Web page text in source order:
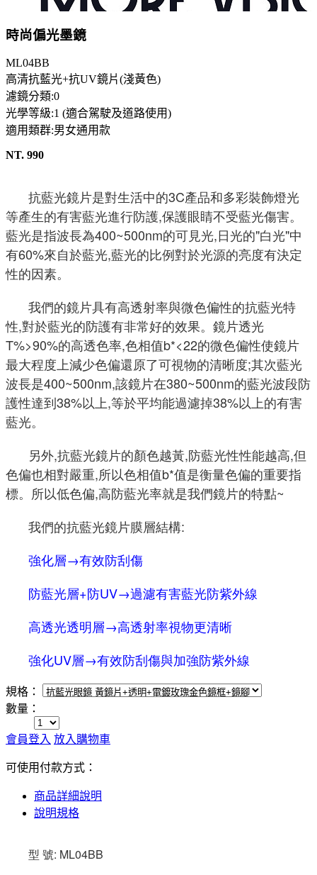
時尚偏光墨鏡
ML04BB
高清抗藍光+抗UV鏡片(淺黃色)
濾鏡分類:0
光學等級:1 (適合駕駛及道路使用)
適用類群:男女通用款
NT. 990
抗藍光鏡片是對生活中的3C產品和多彩裝飾燈光
等產生的有害藍光進行防護,保護眼睛不受藍光傷害。
藍光是指波長為400~500nm的可見光,日光的"白光"中
有60%來自於藍光,藍光的比例對於光源的亮度有決定
性的因素。
我們的鏡片具有高透射率與微色偏性的抗藍光特
性,對於藍光的防護有非常好的效果。 鏡片透光
T%>90%的高透色率,色相值b*<22的微色偏性使鏡片
最大程度上減少色偏還原了可視物的清晰度;其次藍光
波長是400~500nm,該鏡片在380~500nm的藍光波段防
護性達到38%以上,等於平均能過濾掉38%以上的有害
藍光。
另外,抗藍光鏡片的顏色越黃,防藍光性性能越高,但
色偏也相對嚴重,所以色相值b*值是衡量色偏的重要指
標。 所以低色偏,高防藍光率就是我們鏡片的特點~
我們的抗藍光鏡片膜層結構:
強化層→有效防刮傷
防藍光層+防UV→過濾有害藍光防紫外線
高透光透明層→高透射率視物更清晰
強化UV層→有效防刮傷與加強防紫外線
規格：
數量：
會員登入 放入購物車
可使用付款方式：
商品詳細說明
說明規格
型 號: ML04BB